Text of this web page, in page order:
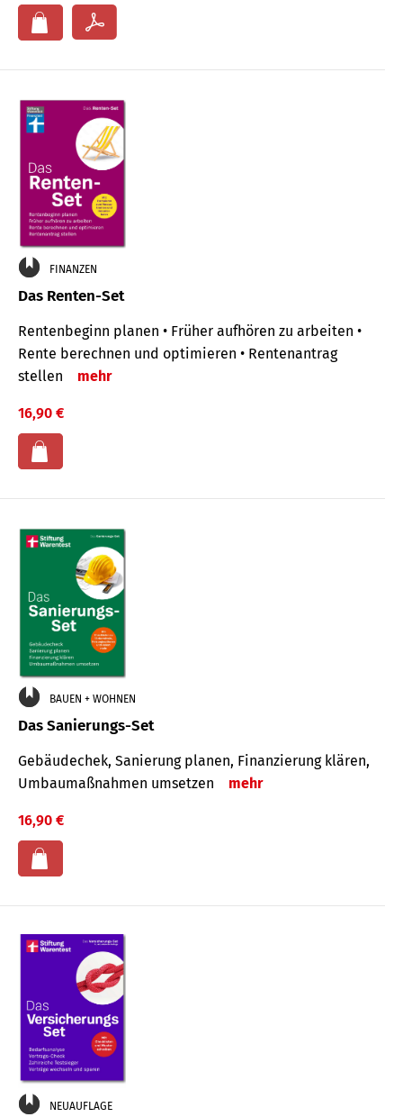
FINANZEN
Das Renten-Set
Rentenbeginn planen • Früher aufhören zu arbeiten •
Rente berechnen und optimieren • Rentenantrag
stellen
mehr
16,90 €
BAUEN + WOHNEN
Das Sanierungs-Set
Gebäudechek, Sanierung planen, Finanzierung klären,
Umbaumaßnahmen umsetzen
mehr
16,90 €
NEUAUFLAGE